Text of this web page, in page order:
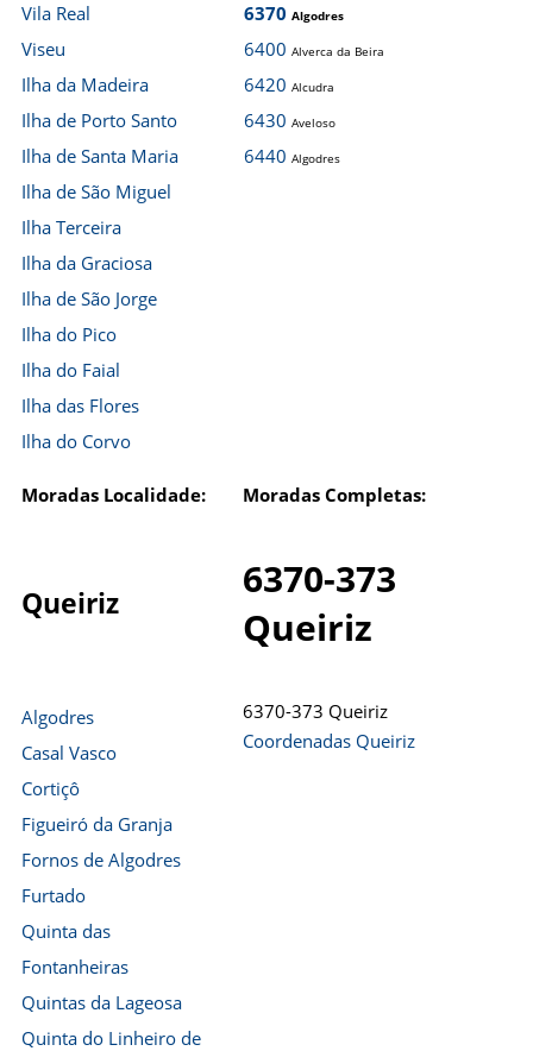
Vila Real
Viseu
Ilha da Madeira
Ilha de Porto Santo
Ilha de Santa Maria
Ilha de São Miguel
Ilha Terceira
Ilha da Graciosa
Ilha de São Jorge
Ilha do Pico
Ilha do Faial
Ilha das Flores
Ilha do Corvo
6370 Algodres
6400 Alverca da Beira
6420 Alcudra
6430 Aveloso
6440 Algodres
Moradas Localidade: Moradas Completas:
Queiriz
6370-373
Queiriz
Algodres
Casal Vasco
Cortiçô
Figueiró da Granja
Fornos de Algodres
Furtado
Quinta das
Fontanheiras
Quintas da Lageosa
Quinta do Linheiro de
6370-373 Queiriz
Coordenadas Queiriz